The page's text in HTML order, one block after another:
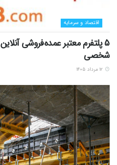
اقتصاد و سرمایه
5 پلتفرم معتبر عمده‌فروشی
شخصی